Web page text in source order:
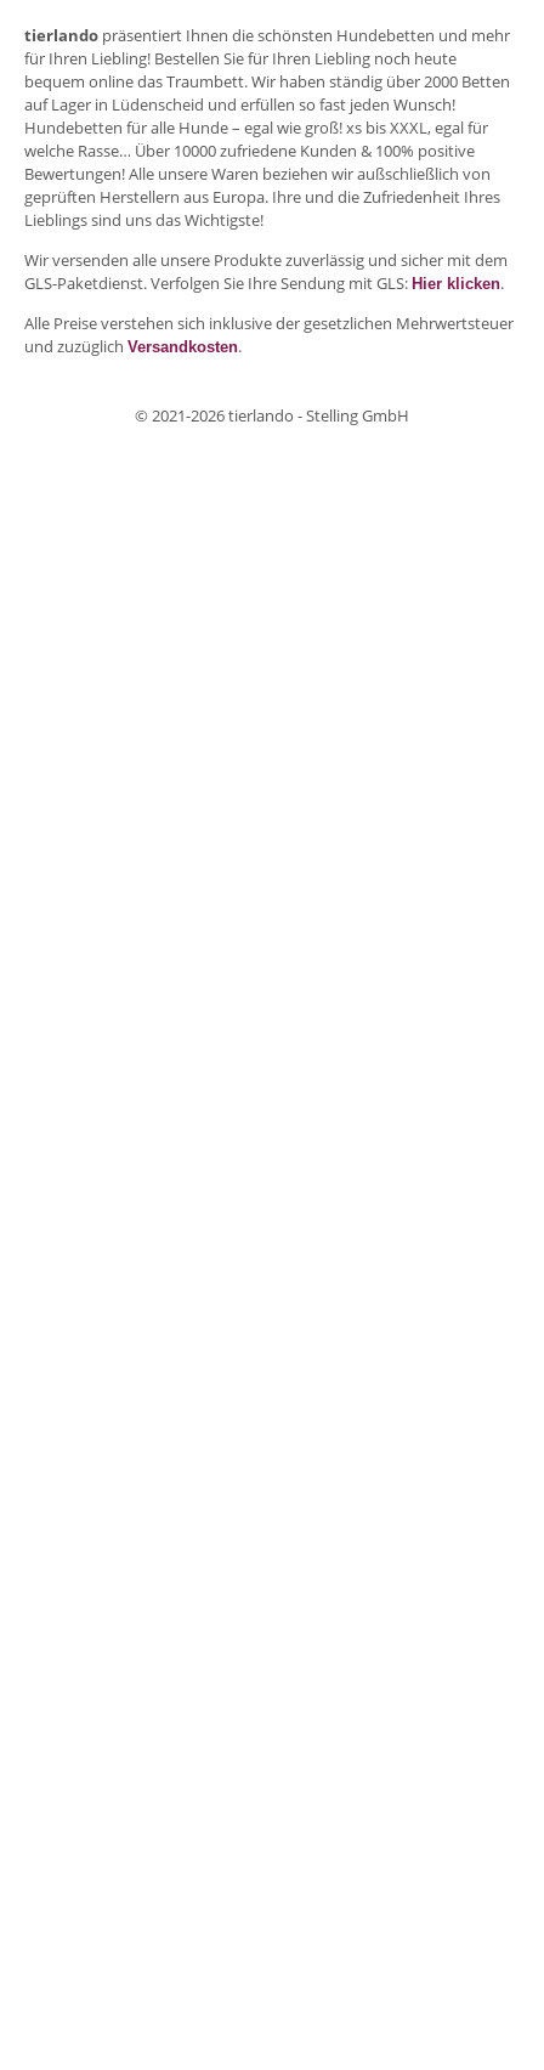
tierlando präsentiert Ihnen die schönsten Hundebetten und mehr
für Ihren Liebling! Bestellen Sie für Ihren Liebling noch heute
bequem online das Traumbett. Wir haben ständig über 2000 Betten
auf Lager in Lüdenscheid und erfüllen so fast jeden Wunsch!
Hundebetten für alle Hunde – egal wie groß! xs bis XXXL, egal für
welche Rasse… Über 10000 zufriedene Kunden & 100% positive
Bewertungen! Alle unsere Waren beziehen wir außschließlich von
geprüften Herstellern aus Europa. Ihre und die Zufriedenheit Ihres
Lieblings sind uns das Wichtigste!
Wir versenden alle unsere Produkte zuverlässig und sicher mit dem
GLS-Paketdienst. Verfolgen Sie Ihre Sendung mit GLS: Hier klicken.
Alle Preise verstehen sich inklusive der gesetzlichen Mehrwertsteuer
und zuzüglich Versandkosten.
© 2021-2026 tierlando - Stelling GmbH